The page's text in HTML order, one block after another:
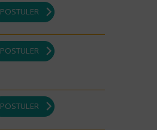
POSTULER
POSTULER
POSTULER